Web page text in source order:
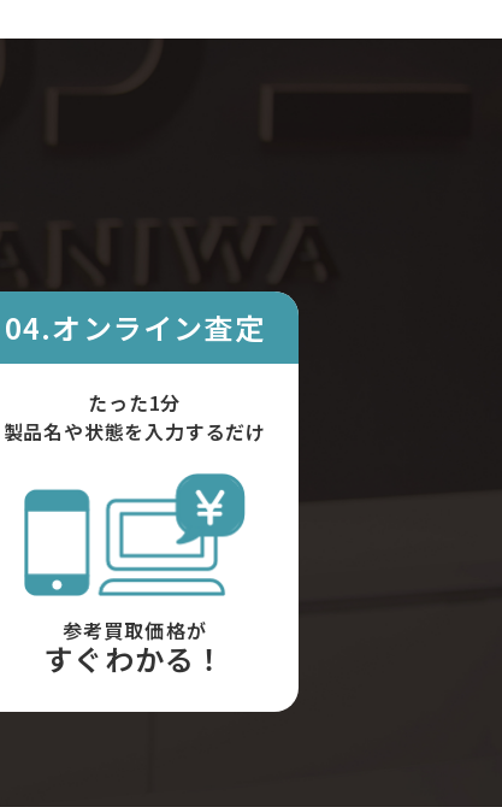
04.オンライン査定
たった1分
製品名や状態を入力するだけ
参考買取価格が
すぐわかる！